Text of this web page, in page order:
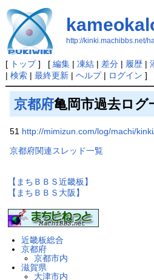
http://kinki.machibbs.net/
[ トップ] [ 編集| 凍結| 差分| 履歴|
| 検索| 最終更新| ヘルプ| ログイン ]
京都府亀岡市過去ログ
51 http://mimizun.com/log/machi/
京都府関連スレッド一覧
【まちＢＢＳ近畿板】
【まちＢＢＳ大阪】
近畿板総合
京都府
京都市内
滋賀県
大津市内